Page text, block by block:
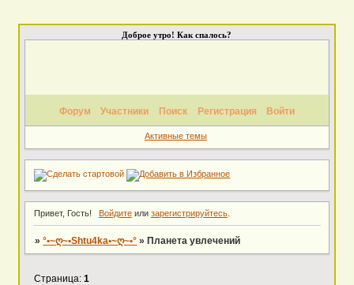
Доброе утро! Как спалось?
Форум Участники Поиск Регистрация Войти
Активные темы
Привет, Гость! Войдитеили зарегистрируйтесь.
»°•~ღ~•Shtu4ka•~ღ~•° »Планета увлечений
Страница:1